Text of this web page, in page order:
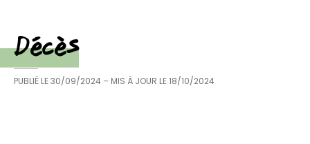
Décès
PUBLIÉ LE30/09/2024 – MIS À JOUR LE18/10/2024